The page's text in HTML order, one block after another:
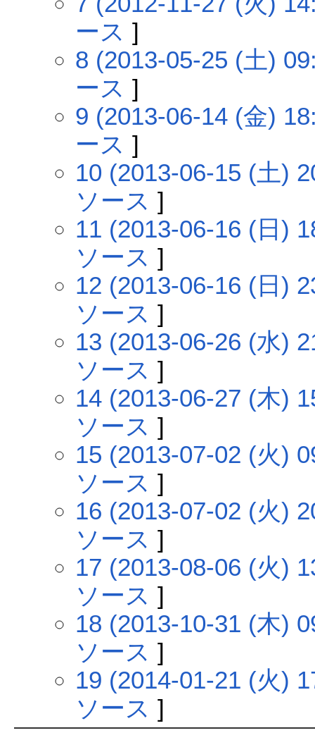
ース ]
8 (2013-05-25 (土)
ース ]
9 (2013-06-14 (金)
ース ]
10 (2013-06-15 (土)
ソース ]
11 (2013-06-16 (日)
ソース ]
12 (2013-06-16 (日)
ソース ]
13 (2013-06-26 (水)
ソース ]
14 (2013-06-27 (木)
ソース ]
15 (2013-07-02 (火)
ソース ]
16 (2013-07-02 (火)
ソース ]
17 (2013-08-06 (火)
ソース ]
18 (2013-10-31 (木)
ソース ]
19 (2014-01-21 (火)
ソース ]